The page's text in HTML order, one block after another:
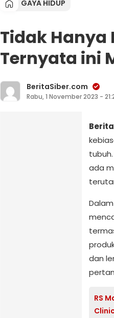
GAYA HIDUP
Tidak Hanya
Ternyata ini
BeritaSiber.com
Rabu, 1 November 2023 -
ada
dan
RS